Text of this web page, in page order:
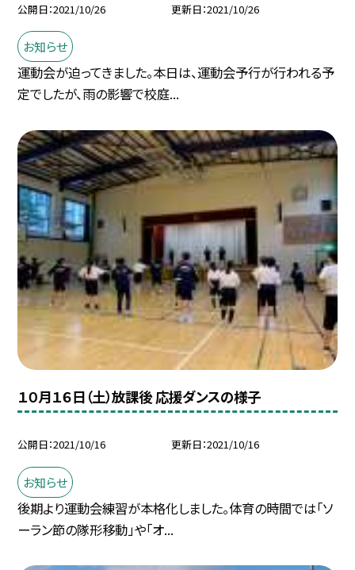
公開日 2021/10/26 更新日 2021/10/26
お知らせ
運動会が迫ってきました。本日は、運動会予行が行われる予
定でしたが、雨の影響で校庭...
１０月１６日（土）放課後 応援ダンスの様子
公開日 2021/10/16 更新日 2021/10/16
お知らせ
後期より運動会練習が本格化しました。体育の時間では「ソ
ーラン節の隊形移動」や「オ...